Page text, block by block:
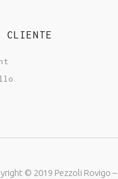
CLIENTE
© 2019 Pezzoli Rovigo –